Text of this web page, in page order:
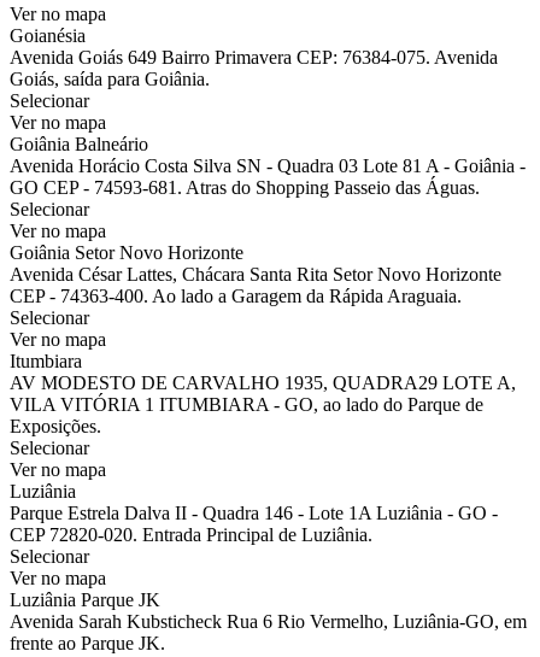
Ver no mapa
Goianésia
Avenida Goiás 649 Bairro Primavera CEP: 76384-075. Avenida
Goiás, saída para Goiânia.
Selecionar
Ver no mapa
Goiânia Balneário
Avenida Horácio Costa Silva SN - Quadra 03 Lote 81 A - Goiânia -
GO CEP - 74593-681. Atras do Shopping Passeio das Águas.
Selecionar
Ver no mapa
Goiânia Setor Novo Horizonte
Avenida César Lattes, Chácara Santa Rita Setor Novo Horizonte
CEP - 74363-400. Ao lado a Garagem da Rápida Araguaia.
Selecionar
Ver no mapa
Itumbiara
AV MODESTO DE CARVALHO 1935, QUADRA29 LOTE A,
VILA VITÓRIA 1 ITUMBIARA - GO, ao lado do Parque de
Exposições.
Selecionar
Ver no mapa
Luziânia
Parque Estrela Dalva II - Quadra 146 - Lote 1A Luziânia - GO -
CEP 72820-020. Entrada Principal de Luziânia.
Selecionar
Ver no mapa
Luziânia Parque JK
Avenida Sarah Kubsticheck Rua 6 Rio Vermelho, Luziânia-GO, em
frente ao Parque JK.